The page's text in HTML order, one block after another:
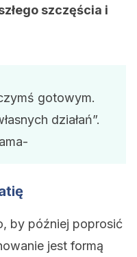
szczęścia i
gotowym.
działań”.
by później poprosić
jest formą